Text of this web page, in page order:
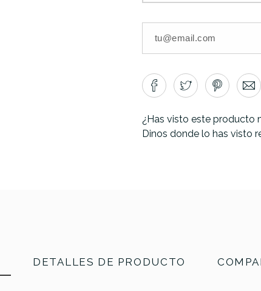
¿Has visto este producto
Dinos donde lo has visto
DETALLES DE PRODUCTO